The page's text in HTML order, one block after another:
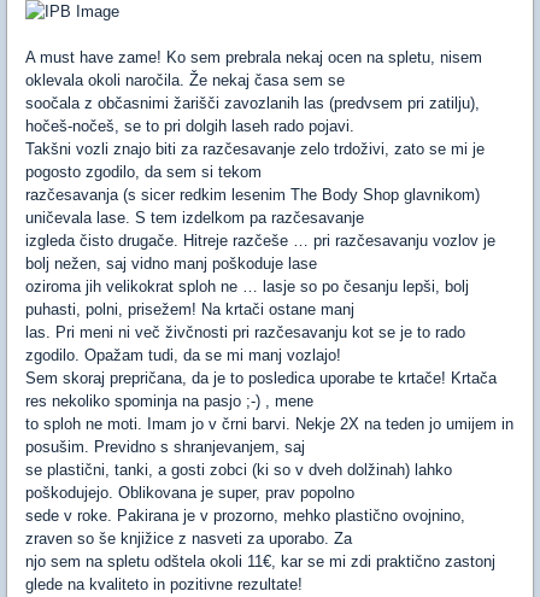
A must have zame! Ko sem prebrala nekaj ocen na spletu, nisem
oklevala okoli naročila. Že nekaj časa sem se
soočala z občasnimi žarišči zavozlanih las (predvsem pri zatilju),
hočeš-nočeš, se to pri dolgih laseh rado pojavi.
Takšni vozli znajo biti za razčesavanje zelo trdoživi, zato se mi je
pogosto zgodilo, da sem si tekom
razčesavanja (s sicer redkim lesenim The Body Shop glavnikom)
uničevala lase. S tem izdelkom pa razčesavanje
izgleda čisto drugače. Hitreje razčeše … pri razčesavanju vozlov je
bolj nežen, saj vidno manj poškoduje lase
oziroma jih velikokrat sploh ne … lasje so po česanju lepši, bolj
puhasti, polni, prisežem! Na krtači ostane manj
las. Pri meni ni več živčnosti pri razčesavanju kot se je to rado
zgodilo. Opažam tudi, da se mi manj vozlajo!
Sem skoraj prepričana, da je to posledica uporabe te krtače! Krtača
res nekoliko spominja na pasjo ;-) , mene
to sploh ne moti. Imam jo v črni barvi. Nekje 2X na teden jo umijem in
posušim. Previdno s shranjevanjem, saj
se plastični, tanki, a gosti zobci (ki so v dveh dolžinah) lahko
poškodujejo. Oblikovana je super, prav popolno
sede v roke. Pakirana je v prozorno, mehko plastično ovojnino,
zraven so še knjižice z nasveti za uporabo. Za
njo sem na spletu odštela okoli 11€, kar se mi zdi praktično zastonj
glede na kvaliteto in pozitivne rezultate!